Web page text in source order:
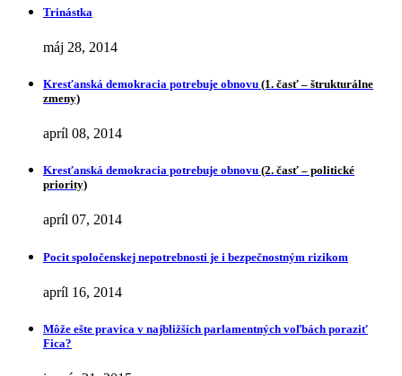
Trinástka
máj 28, 2014
Kresťanská demokracia potrebuje obnovu (1. časť – štrukturálne
zmeny)
apríl 08, 2014
Kresťanská demokracia potrebuje obnovu (2. časť – politické
priority)
apríl 07, 2014
Pocit spoločenskej nepotrebnosti je i bezpečnostným rizikom
apríl 16, 2014
Môže ešte pravica v najbližších parlamentných voľbách poraziť
Fica?